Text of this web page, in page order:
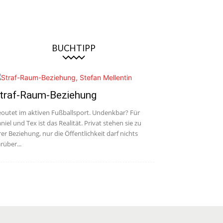
BUCHTIPP
Raum-Beziehung
im aktiven Fußballsport. Undenkbar? Für
und Tex ist das Realität. Privat stehen sie zu
Beziehung, nur die Öffentlichkeit darf nichts